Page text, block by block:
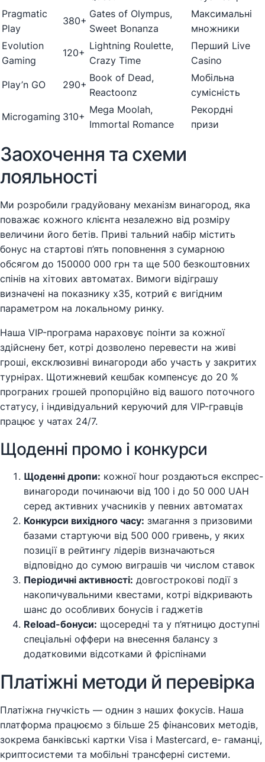
Pragmatic
Play
380+
Gates of Olympus,
Sweet Bonanza
Максимальні
множники
Evolution
Gaming
120+
Lightning Roulette,
Crazy Time
Перший Live
Casino
Play’n GO 290+
Book of Dead,
Reactoonz
Мобільна
сумісність
Microgaming 310+
Mega Moolah,
Immortal Romance
Рекордні
призи
Заохочення та схеми
лояльності
Ми розробили градуйовану механізм винагород, яка
поважає кожного клієнта незалежно від розміру
величини його бетів. Приві тальний набір містить
бонус на стартові п’ять поповнення з сумарною
обсягом до 150000 000 грн та ще 500 безкоштовних
спінів на хітових автоматах. Вимоги відіграшу
визначені на показнику x35, котрий є вигідним
параметром на локальному ринку.
Наша VIP-програма нараховує поінти за кожної
здійснену бет, котрі дозволено перевести на живі
гроші, ексклюзивні винагороди або участь у закритих
турнірах. Щотижневий кешбак компенсує до 20 %
програних грошей пропорційно від вашого поточного
статусу, і індивідуальний керуючий для VIP-гравців
працює у чатах 24/7.
Щоденні промо і конкурси
Щоденні дропи: кожної hour роздаються експрес-
винагороди починаючи від 100 і до 50 000 UAH
серед активних учасників у певних автоматах
Конкурси вихідного часу: змагання з призовими
базами стартуючи від 500 000 гривень, у яких
позиції в рейтингу лідерів визначаються
відповідно до сумою виграшів чи числом ставок
Періодичні активності: довгострокові події з
накопичувальними квестами, котрі відкривають
шанс до особливих бонусів і гаджетів
Reload-бонуси: щосередні та у п’ятницю доступні
спеціальні оффери на внесення балансу з
додатковими відсотками й фріспінами
Платіжні методи й перевірка
Платіжна гнучкість — однин з наших фокусів. Наша
платформа працюємо з більше 25 фінансових методів,
зокрема банківські картки Visa і Mastercard, е- гаманці,
криптосистеми та мобільні трансферні системи.